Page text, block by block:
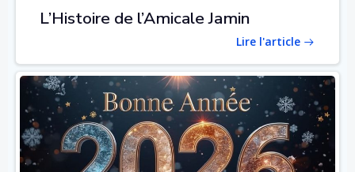
L’Histoire de l’Amicale Jamin
Lire l'article